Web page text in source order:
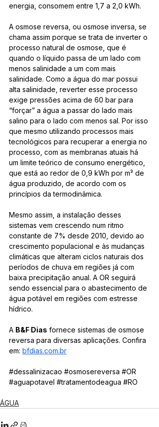
energia, consomem entre 1,7 a 2,0 kWh.
A osmose reversa, ou osmose inversa, se
chama assim porque se trata de inverter o
processo natural de osmose, que é
quando o líquido passa de um lado com
menos salinidade a um com mais
salinidade. Como a água do mar possui
alta salinidade, reverter esse processo
exige pressões acima de 60 bar para
“forçar” a água a passar do lado mais
salino para o lado com menos sal. Por isso
que mesmo utilizando processos mais
tecnológicos para recuperar a energia no
processo, com as membranas atuais há
um limite teórico de consumo energético,
que está ao redor de 0,9 kWh por m³ de
água produzido, de acordo com os
princípios da termodinâmica.
Mesmo assim, a instalação desses
sistemas vem crescendo num ritmo
constante de 7% desde 2010, devido ao
crescimento populacional e às mudanças
climáticas que alteram ciclos naturais dos
períodos de chuva em regiões já com
baixa precipitação anual. A OR seguirá
sendo essencial para o abastecimento de
água potável em regiões com estresse
hídrico.
A B&F Dias fornece sistemas de osmose
reversa para diversas aplicações. Confira
em: bfdias.com.br
#dessalinizacao #osmosereversa #OR
#aguapotavel #tratamentodeagua #RO
ÁGUA